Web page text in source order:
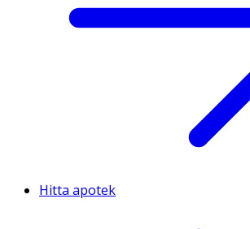
Hitta apotek